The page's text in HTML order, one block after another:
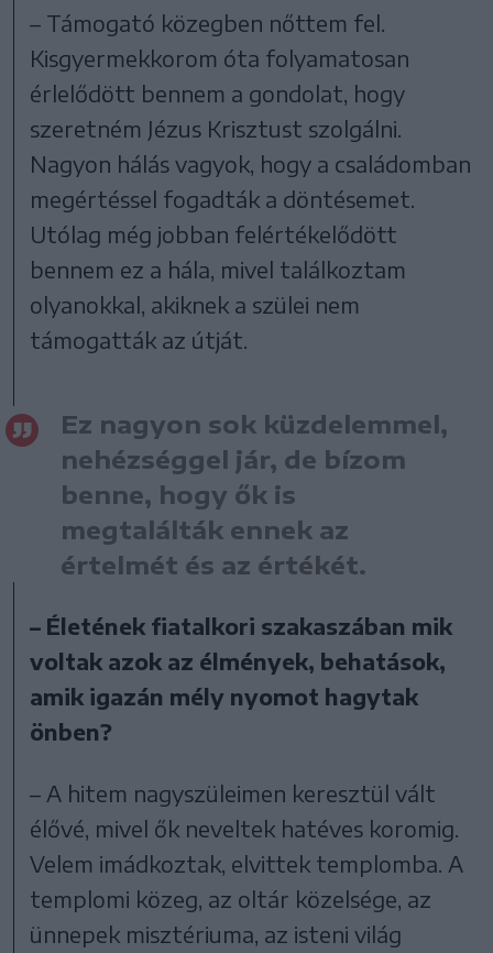
– Támogató közegben nőttem fel.
Kisgyermekkorom óta folyamatosan
érlelődött bennem a gondolat, hogy
szeretném Jézus Krisztust szolgálni.
Nagyon hálás vagyok, hogy a családomban
megértéssel fogadták a döntésemet.
Utólag még jobban felértékelődött
bennem ez a hála, mivel találkoztam
olyanokkal, akiknek a szülei nem
támogatták az útját.
Ez nagyon sok küzdelemmel,
nehézséggel jár, de bízom
benne, hogy ők is
megtalálták ennek az
értelmét és az értékét.
– Életének fiatalkori szakaszában mik
voltak azok az élmények, behatások,
amik igazán mély nyomot hagytak
önben?
– A hitem nagyszüleimen keresztül vált
élővé, mivel ők neveltek hatéves koromig.
Velem imádkoztak, elvittek templomba. A
templomi közeg, az oltár közelsége, az
ünnepek misztériuma, az isteni világ